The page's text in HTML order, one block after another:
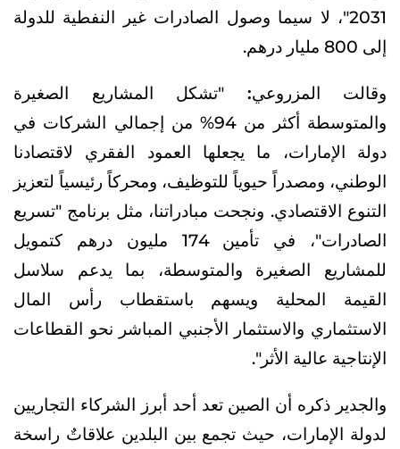
2031"، لا سيما وصول الصادرات غير النفطية للدولة
إلى 800 مليار درهم.
وقالت المزروعي: "تشكل المشاريع الصغيرة
والمتوسطة أكثر من 94% من إجمالي الشركات في
دولة الإمارات، ما يجعلها العمود الفقري لاقتصادنا
الوطني، ومصدراً حيوياً للتوظيف، ومحركاً رئيسياً لتعزيز
التنوع الاقتصادي. ونجحت مبادراتنا، مثل برنامج "تسريع
الصادرات"، في تأمين 174 مليون درهم كتمويل
للمشاريع الصغيرة والمتوسطة، بما يدعم سلاسل
القيمة المحلية ويسهم باستقطاب رأس المال
الاستثماري والاستثمار الأجنبي المباشر نحو القطاعات
الإنتاجية عالية الأثر".
والجدير ذكره أن الصين تعد أحد أبرز الشركاء التجاريين
لدولة الإمارات، حيث تجمع بين البلدين علاقاتٌ راسخة